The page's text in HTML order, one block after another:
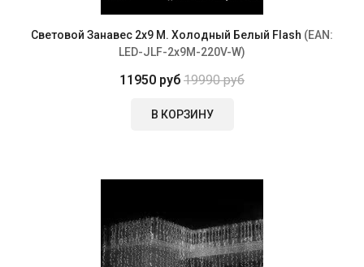
Световой Занавес 2х9 М. Холодный Белый Flash (EAN:
LED-JLF-2x9M-220V-W)
11950 руб 19990 руб
В КОРЗИНУ